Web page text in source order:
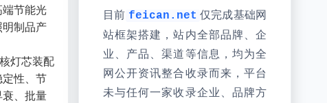
节能光
制品产
灯芯装配
性、节
、批量
目前 feican.net 仅完成基础网
站框架搭建，站内全部品牌、企
业、产品、渠道等信息，均为全
网公开资讯整合收录而来，平台
未与任何一家收录企业、品牌方